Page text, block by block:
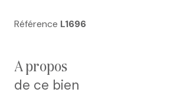
Référence L1696
a propos
de ce bien